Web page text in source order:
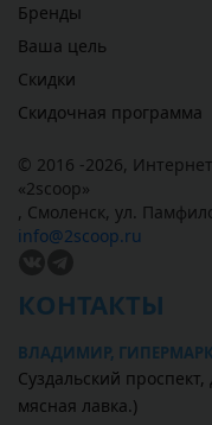
Бренды
Ваша цель
Скидки
Скидочная программа
© 2016 -2026,
«2scoop»
, Смоленск, ул.
info@2scoop.ru
КОНТАКТЫ
ВЛАДИМИР,
Суздальский
мясная лавка.)